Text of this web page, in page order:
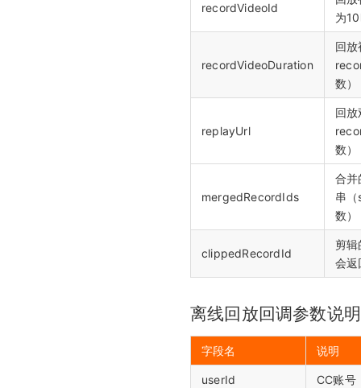
recordVideoId
为
recordVideoDuration
回
数）
replayUrl
回
数）
mergedRecordIds
合并
串
数）
clippedRecordId
剪
会返
离线回放回调参数说
字段名 说明
userId CC账号